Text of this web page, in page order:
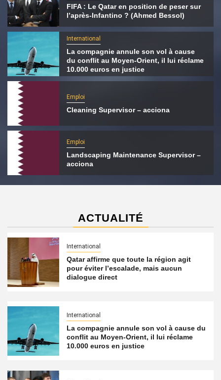
FIFA : Le Qatar en position de peser sur
l’après-Infantino ? (Ahmed Bessol)
International
La compagnie annule son vol à cause
du conflit au Moyen-Orient, il lui réclame
10.000 euros en justice
Emploi
Cleaning Supervisor – acciona
Emploi
Landscaping Maintenance Supervisor –
acciona
ACTUALITÉ
International
Qatar affirme que toute la région agit
pour éviter l’escalade, mais aucun
dialogue direct
International
La compagnie annule son vol à cause du
conflit au Moyen-Orient, il lui réclame
10.000 euros en justice